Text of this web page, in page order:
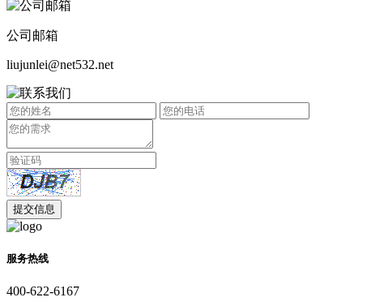
公司邮箱
liujunlei@net532.net
服务热线
400-622-6167